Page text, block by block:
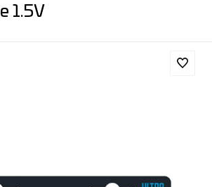
1.5V